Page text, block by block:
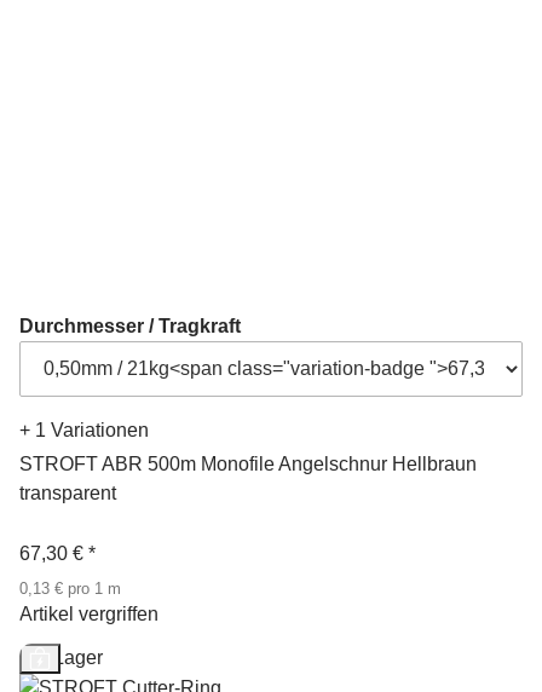
Durchmesser / Tragkraft
+ 1 Variationen
STROFT ABR 500m Monofile Angelschnur Hellbraun
transparent
67,30 € *
0,13 € pro 1 m
Artikel vergriffen
Auf Lager